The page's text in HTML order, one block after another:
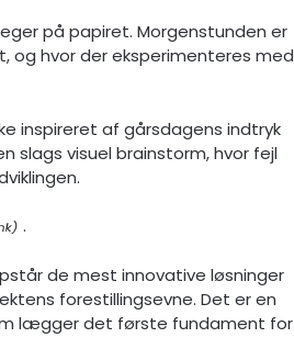
på papiret. Morgenstunden er
og hvor der eksperimenteres med
inspireret af gårsdagens indtryk
slags visuel brainstorm, hvor fejl
.
de mest innovative løsninger
forestillingsevne. Det er en
lægger det første fundament for